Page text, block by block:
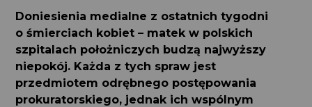
Doniesienia medialne z ostatnich tygodni
o śmierciach kobiet – matek w polskich
szpitalach położniczych budzą najwyższy
niepokój. Każda z tych spraw jest
przedmiotem odrębnego postępowania
prokuratorskiego, jednak ich wspólnym